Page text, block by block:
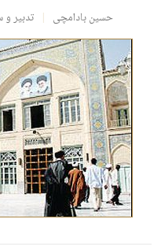
حسین بادامچی تدبیر